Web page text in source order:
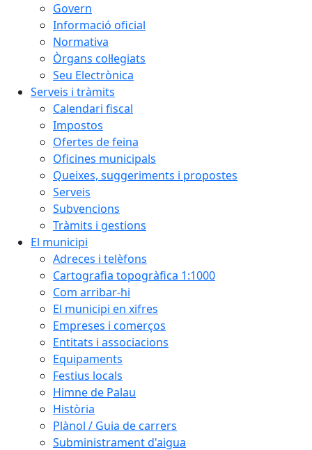
Govern
Informació oficial
Normativa
Òrgans col·legiats
Seu Electrònica
Serveis i tràmits
Calendari fiscal
Impostos
Ofertes de feina
Oficines municipals
Queixes, suggeriments i propostes
Serveis
Subvencions
Tràmits i gestions
El municipi
Adreces i telèfons
Cartografia topogràfica 1:1000
Com arribar-hi
El municipi en xifres
Empreses i comerços
Entitats i associacions
Equipaments
Festius locals
Himne de Palau
Història
Plànol / Guia de carrers
Subministrament d'aigua